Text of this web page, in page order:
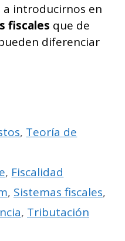
a introducirnos en
fiscales que de
diferenciar
, Teoría de
, Fiscalidad
, Sistemas fiscales,
, Tributación